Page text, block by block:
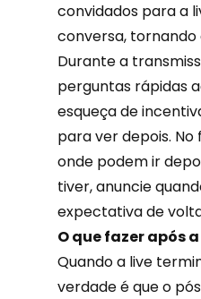
convidados para a
conversa,
Durante a
perguntas rápidas
esqueça de
para ver depois.
onde podem ir
tiver, anuncie
expectativa de
O que fazer após
Quando a live
verdade é que o